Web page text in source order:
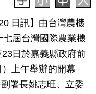
日訊】由台灣農機
屆台灣國際農業機
日於嘉義縣政府前
上午舉辦的開幕
署長姚志旺、立委